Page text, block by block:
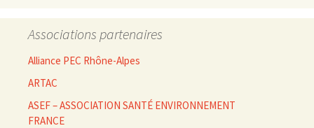
Associations partenaires
Alliance PEC Rhône-Alpes
ARTAC
ASEF – ASSOCIATION SANTÉ ENVIRONNEMENT
FRANCE